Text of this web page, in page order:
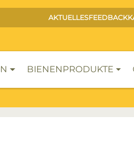
AKTUELLESFEEDBACK
BIENENPRODUKTE